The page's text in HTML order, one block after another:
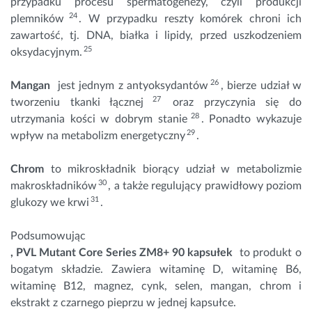
plemników24 . W przypadku reszty komórek chroni ich
zawartość, tj. DNA, białka i lipidy, przed uszkodzeniem
oksydacyjnym.25
Mangan jest jednym z antyoksydantów26 , bierze udział w
tworzeniu tkanki łącznej27
oraz przyczynia się do
utrzymania kości w dobrym stanie28 . Ponadto wykazuje
wpływ na metabolizm energetyczny29 .
Chrom to mikroskładnik biorący udział w metabolizmie
makroskładników30 , a także regulujący prawidłowy poziom
glukozy we krwi31 .
Podsumowując
, PVL Mutant Core Series ZM8+ 90 kapsułek to produkt o
bogatym składzie. Zawiera witaminę D, witaminę B6,
witaminę B12, magnez, cynk, selen, mangan, chrom i
ekstrakt z czarnego pieprzu w jednej kapsułce.